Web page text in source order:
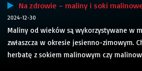
Na zdrowie – maliny i soki
2024-12-30
Maliny od wieków są wykorzystywane w
zwłaszcza w okresie jesienno-zimowym.
herbatę z sokiem malinowym czy